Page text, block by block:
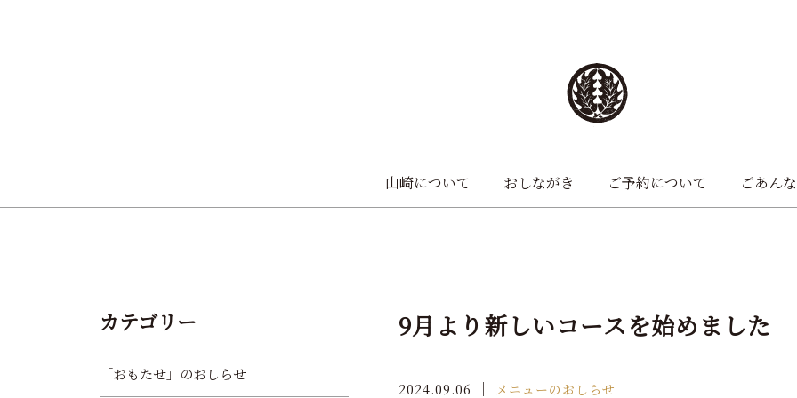
山崎について おしながき ご予約について ごあん
9月より新しいコースを始めました
2024.09.06 ｜ メニューのおしらせ
カテゴリー
「おもたせ」のおしらせ